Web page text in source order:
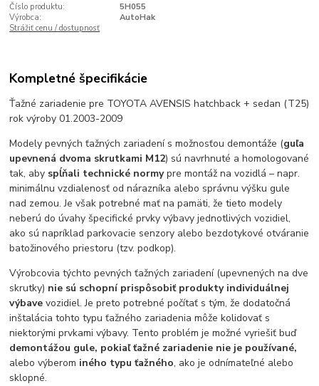
Číslo produktu:
5H055
Výrobca:
AutoHak
Strážiť cenu / dostupnosť
Kompletné špecifikácie
Ťažné zariadenie pre TOYOTA AVENSIS hatchback + sedan (T25)
rok výroby 01.2003-2009
Modely pevných ťažných zariadení s možnosťou demontáže (guľa
upevnená dvoma skrutkami M12) sú navrhnuté a homologované
tak, aby spĺňali technické normypre montáž na vozidlá – napr.
minimálnu vzdialenosť od nárazníka alebo správnu výšku gule
nad zemou. Je však potrebné mať na pamäti, že tieto modely
neberú do úvahy špecifické prvky výbavy jednotlivých vozidiel,
ako sú napríklad parkovacie senzory alebo bezdotykové otváranie
batožinového priestoru (tzv. podkop).
Výrobcovia týchto pevných ťažných zariadení (upevnených na dve
skrutky) nie sú schopní prispôsobiť produkty individuálnej
výbavevozidiel. Je preto potrebné počítať s tým, že dodatočná
inštalácia tohto typu ťažného zariadenia môže kolidovať s
niektorými prvkami výbavy. Tento problém je možné vyriešiť buď
demontážou gule, pokiaľ ťažné zariadenie nie je používané,
alebo výberom iného typu ťažného, ako je odnímateľné alebo
sklopné.